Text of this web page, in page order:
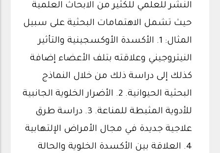
النشر للعلمي للكثير من الابحاث العلمية
حيث تشمل الاهتمامات البحثية على سبيل
المثال: 1. الأكسدة الأوكسجينية والتأثير
النيتروجيني وعلاقته بتلف الأعضاء إضافة
كذلك إلى دراسة ذلك من خلال النماذج
البحثية الحيوانية. 2. الأضرار الخلوية الجانبية
للأدوية المثبطة للمناعة. 3. دراسة طرق
علاجية جديدة في مجال الأمراض الإلتهابية
4. العلاقة بين الأكسدة الخلوية والحالة